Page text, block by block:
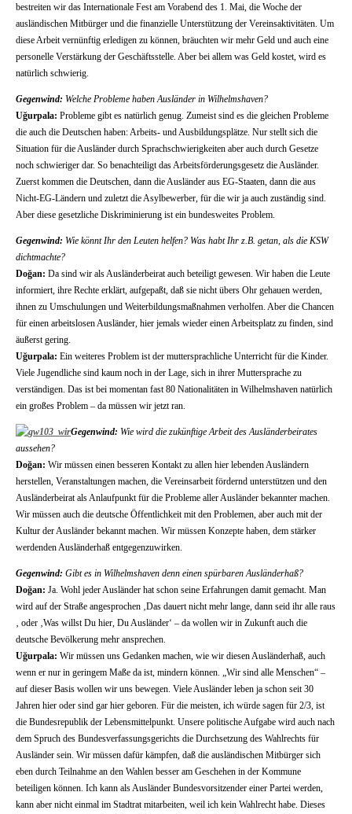
bestreiten wir das Internationale Fest am Vorabend des 1. Mai, die Woche der
ausländischen Mitbürger und die finanzielle Unterstützung der Vereinsaktivitäten. Um
diese Arbeit vernünftig erledigen zu können, bräuchten wir mehr Geld und auch eine
personelle Verstärkung der Geschäftsstelle. Aber bei allem was Geld kostet, wird es
natürlich schwierig.
Gegenwind: Welche Probleme haben Ausländer in Wilhelmshaven?
Uğurpala: Probleme gibt es natürlich genug. Zumeist sind es die gleichen Probleme
die auch die Deutschen haben: Arbeits- und Ausbildungsplätze. Nur stellt sich die
Situation für die Ausländer durch Sprachschwierigkeiten aber auch durch Gesetze
noch schwieriger dar. So benachteiligt das Arbeitsförderungsgesetz die Ausländer.
Zuerst kommen die Deutschen, dann die Ausländer aus EG-Staaten, dann die aus
Nicht-EG-Ländern und zuletzt die Asylbewerber, für die wir ja auch zuständig sind.
Aber diese gesetzliche Diskriminierung ist ein bundesweites Problem.
Gegenwind: Wie könnt Ihr den Leuten helfen? Was habt Ihr z.B. getan, als die KSW
dichtmachte?
Doğan: Da sind wir als Ausländerbeirat auch beteiligt gewesen. Wir haben die Leute
informiert, ihre Rechte erklärt, aufgepaßt, daß sie nicht übers Ohr gehauen werden,
ihnen zu Umschulungen und Weiterbildungsmaßnahmen verholfen. Aber die Chancen
für einen arbeitslosen Ausländer, hier jemals wieder einen Arbeitsplatz zu finden, sind
äußerst gering.
Uğurpala: Ein weiteres Problem ist der muttersprachliche Unterricht für die Kinder.
Viele Jugendliche sind kaum noch in der Lage, sich in ihrer Muttersprache zu
verständigen. Das ist bei momentan fast 80 Nationalitäten in Wilhelmshaven natürlich
ein großes Problem – da müssen wir jetzt ran.
Gegenwind: Wie wird die zukünftige Arbeit des Ausländerbeirates
aussehen?
Doğan: Wir müssen einen besseren Kontakt zu allen hier lebenden Ausländern
herstellen, Veranstaltungen machen, die Vereinsarbeit fördernd unterstützen und den
Ausländerbeirat als Anlaufpunkt für die Probleme aller Ausländer bekannter machen.
Wir müssen auch die deutsche Öffentlichkeit mit den Problemen, aber auch mit der
Kultur der Ausländer bekannt machen. Wir müssen Konzepte haben, dem stärker
werdenden Ausländerhaß entgegenzuwirken.
Gegenwind: Gibt es in Wilhelmshaven denn einen spürbaren Ausländerhaß?
Doğan: Ja. Wohl jeder Ausländer hat schon seine Erfahrungen damit gemacht. Man
wird auf der Straße angesprochen ‚Das dauert nicht mehr lange, dann seid ihr alle raus
‚ oder ‚Was willst Du hier, Du Ausländer‘ – da wollen wir in Zukunft auch die
deutsche Bevölkerung mehr ansprechen.
Uğurpala: Wir müssen uns Gedanken machen, wie wir diesen Ausländerhaß, auch
wenn er nur in geringem Maße da ist, mindern können. „Wir sind alle Menschen“ –
auf dieser Basis wollen wir uns bewegen. Viele Ausländer leben ja schon seit 30
Jahren hier oder sind gar hier geboren. Für die meisten, ich würde sagen für 2/3, ist
die Bundesrepublik der Lebensmittelpunkt. Unsere politische Aufgabe wird auch nach
dem Spruch des Bundesverfassungsgerichts die Durchsetzung des Wahlrechts für
Ausländer sein. Wir müssen dafür kämpfen, daß die ausländischen Mitbürger sich
eben durch Teilnahme an den Wahlen besser am Geschehen in der Kommune
beteiligen können. Ich kann als Ausländer Bundesvorsitzender einer Partei werden,
kann aber nicht einmal im Stadtrat mitarbeiten, weil ich kein Wahlrecht habe. Dieses